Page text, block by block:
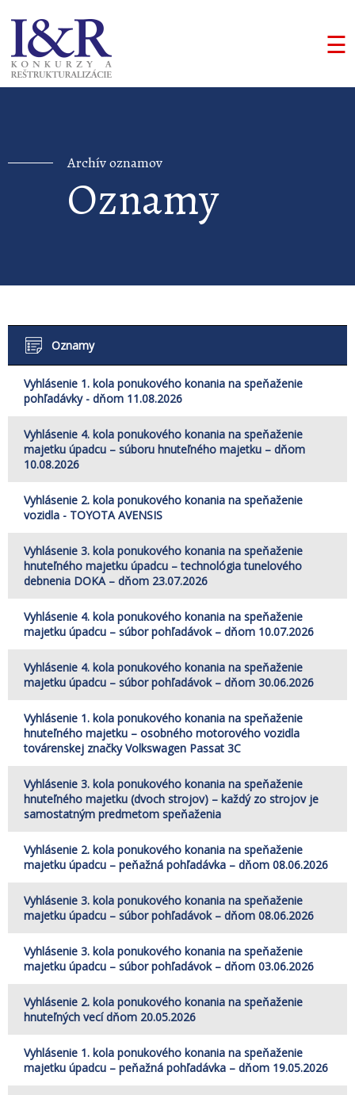
☰
Archív oznamov
Oznamy
Oznamy
Vyhlásenie 1. kola ponukového konania na speňaženie
pohľadávky - dňom 11.08.2026
Vyhlásenie 4. kola ponukového konania na speňaženie
majetku úpadcu – súboru hnuteľného majetku – dňom
10.08.2026
Vyhlásenie 2. kola ponukového konania na speňaženie
vozidla - TOYOTA AVENSIS
Vyhlásenie 3. kola ponukového konania na speňaženie
hnuteľného majetku úpadcu – technológia tunelového
debnenia DOKA – dňom 23.07.2026
Vyhlásenie 4. kola ponukového konania na speňaženie
majetku úpadcu – súbor pohľadávok – dňom 10.07.2026
Vyhlásenie 4. kola ponukového konania na speňaženie
majetku úpadcu – súbor pohľadávok – dňom 30.06.2026
Vyhlásenie 1. kola ponukového konania na speňaženie
hnuteľného majetku – osobného motorového vozidla
továrenskej značky Volkswagen Passat 3C
Vyhlásenie 3. kola ponukového konania na speňaženie
hnuteľného majetku (dvoch strojov) – každý zo strojov je
samostatným predmetom speňaženia
Vyhlásenie 2. kola ponukového konania na speňaženie
majetku úpadcu – peňažná pohľadávka – dňom 08.06.2026
Vyhlásenie 3. kola ponukového konania na speňaženie
majetku úpadcu – súbor pohľadávok – dňom 08.06.2026
Vyhlásenie 3. kola ponukového konania na speňaženie
majetku úpadcu – súbor pohľadávok – dňom 03.06.2026
Vyhlásenie 2. kola ponukového konania na speňaženie
hnuteľných vecí dňom 20.05.2026
Vyhlásenie 1. kola ponukového konania na speňaženie
majetku úpadcu – peňažná pohľadávka – dňom 19.05.2026